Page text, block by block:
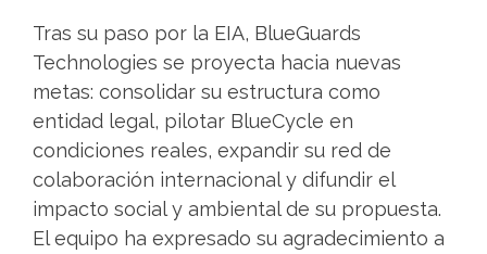
Tras su paso por la EIA, BlueGuards
Technologies se proyecta hacia nuevas
metas: consolidar su estructura como
entidad legal, pilotar BlueCycle en
condiciones reales, expandir su red de
colaboración internacional y difundir el
impacto social y ambiental de su propuesta.
El equipo ha expresado su agradecimiento a